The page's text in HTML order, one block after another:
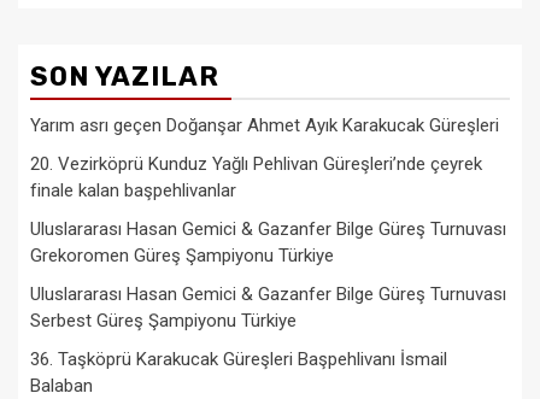
SON YAZILAR
Yarım asrı geçen Doğanşar Ahmet Ayık Karakucak Güreşleri
20. Vezirköprü Kunduz Yağlı Pehlivan Güreşleri’nde çeyrek
finale kalan başpehlivanlar
Uluslararası Hasan Gemici & Gazanfer Bilge Güreş Turnuvası
Grekoromen Güreş Şampiyonu Türkiye
Uluslararası Hasan Gemici & Gazanfer Bilge Güreş Turnuvası
Serbest Güreş Şampiyonu Türkiye
36. Taşköprü Karakucak Güreşleri Başpehlivanı İsmail
Balaban